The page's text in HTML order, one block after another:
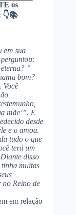
os
👇📚
em sua
”
bom?
Você
mãe’”. E
desde
e o amou.
tudo o que
terá um
disso
tinha muitas
Reino de
em relação